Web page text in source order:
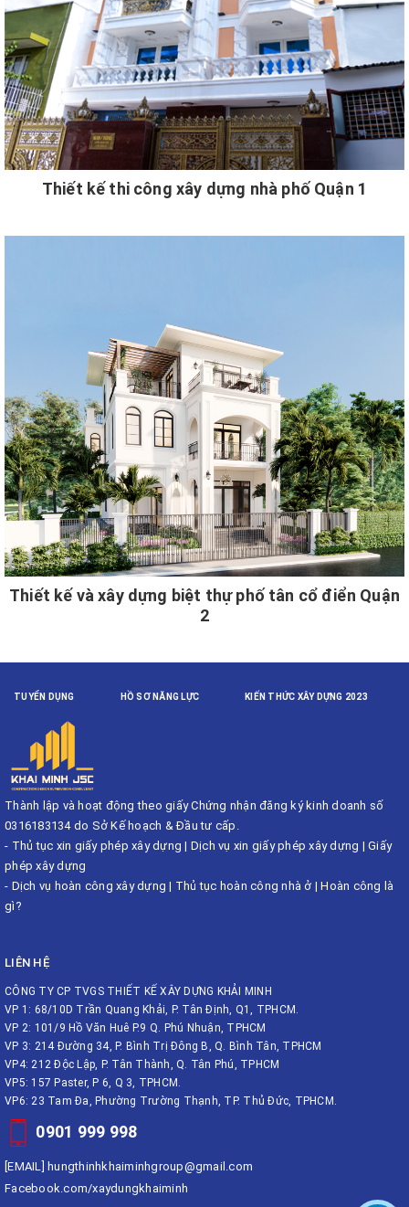
Thiết kế thi công xây dựng nhà phố Quận 1
Thiết kế và xây dựng biệt thự phố tân cổ điển Quận
2
TUYỂN DỤNG HỒ SƠ NĂNG LỰC KIẾN THỨC XÂY DỰNG 2023
Thành lập và hoạt động theo giấy Chứng nhận đăng ký kinh doanh số
0316183134 do Sở Kế hoạch & Đầu tư cấp.
- Thủ tục xin giấy phép xây dựng | Dịch vụ xin giấy phép xây dựng | Giấy
phép xây dựng
- Dịch vụ hoàn công xây dựng | Thủ tục hoàn công nhà ở |Hoàn công là
gì?
LIÊN HỆ
CÔNG TY CP TVGS THIẾT KẾ XÂY DỰNG KHẢI MINH
VP 1: 68/10D Trần Quang Khải, P. Tân Định, Q1, TPHCM.
VP 2: 101/9 Hồ Văn Huê P.9 Q. Phú Nhuận, TPHCM
VP 3: 214 Đường 34, P. Bình Trị Đông B, Q. Bình Tân, TPHCM
VP4: 212 Độc Lập, P. Tân Thành, Q. Tân Phú, TPHCM
VP5: 157 Paster, P 6, Q 3, TPHCM.
VP6: 23 Tam Đa, Phường Trường Thạnh, TP. Thủ Đức, TPHCM.
0901 999 998
[EMAIL] hungthinhkhaiminhgroup@gmail.com
Facebook.com/xaydungkhaiminh